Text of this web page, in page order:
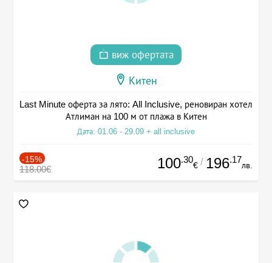
виж офертата
Китен
Last Minute оферта за лято: All Inclusive, реновиран хотел
Атлиман на 100 м от плажа в Китен
Дата: 01.06 - 29.09 + all inclusive
-15%
118.00€ 100.30
€ / 196.17
лв.